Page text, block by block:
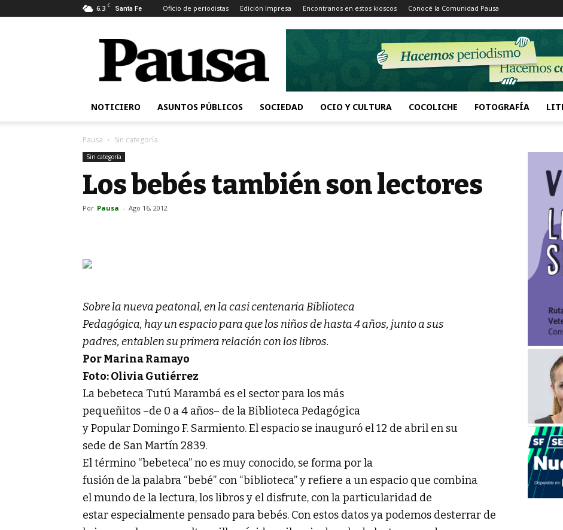
6.3 C Santa Fe Oficio de periodistas Edición Impresa Encontranos en estos kioscos Conocé la Comunidad Pausa
Pausa
NOTICIERO ASUNTOS PÚBLICOS SOCIEDAD OCIO Y CULTURA COCOLICHE FOTOGRAFÍA
Pausa Sin categoría
Sin categoría
Los bebés también son lectores
Por Pausa - Ago 16, 2012
Sobre la nueva peatonal, en la casi centenaria Biblioteca
Pedagógica, hay un espacio para que los niños de hasta 4 años, junto a sus
padres, entablen su primera relación con los libros.
Por Marina Ramayo
Foto: Olivia Gutiérrez
La bebeteca Tutú Marambá es el sector para los más
pequeñitos –de 0 a 4 años– de la Biblioteca Pedagógica
y Popular Domingo F. Sarmiento. El espacio se inauguró el 12 de abril en su
sede de San Martín 2839.
El término “bebeteca” no es muy conocido, se forma por la
fusión de la palabra “bebé” con “biblioteca” y refiere a un espacio que combina
el mundo de la lectura, los libros y el disfrute, con la particularidad de
estar especialmente pensado para bebés. Con estos datos ya podemos desterrar de